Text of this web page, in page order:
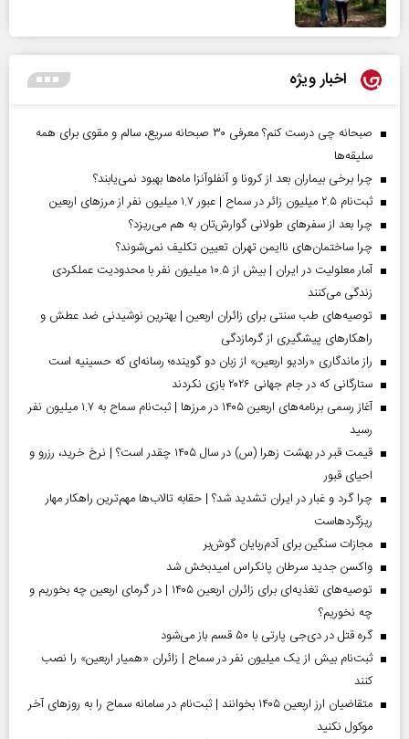
اخبار ویژه
صبحانه چی درست کنم؟ معرفی ۳۰ صبحانه سریع، سالم و مقوی برای همه
سلیقه‌ها
چرا برخی بیماران بعد از کرونا و آنفلوآنزا ماه‌ها بهبود نمی‌یابند؟
ثبت‌نام ۲.۵ میلیون زائر در سماح | عبور ۱.۷ میلیون نفر از مرز‌های اربعین
چرا بعد از سفرهای طولانی گوارش‌تان به هم می‌ریزد؟
چرا ساختمان‌های ناایمن تهران تعیین تکلیف نمی‌شوند؟
آمار معلولیت در ایران | بیش از ۱۰.۵ میلیون نفر با محدودیت عملکردی
زندگی می‌کنند
توصیه‌های طب سنتی برای زائران اربعین | بهترین نوشیدنی ضد عطش و
راهکارهای پیشگیری از گرمازدگی
راز ماندگاری «رادیو اربعین» از زبان دو گوینده؛ رسانه‌ای که حسینیه است
ستارگانی که در جام جهانی ۲۰۲۶ بازی نکردند
آغاز رسمی برنامه‌های اربعین ۱۴۰۵ در مرز‌ها | ثبت‌نام سماح به ۱.۷ میلیون نفر
رسید
قیمت قبر در بهشت زهرا (س) در سال ۱۴۰۵ چقدر است؟ | نرخ خرید، رزرو و
احیای قبور
چرا گرد و غبار در ایران تشدید شد؟ | حقابه تالاب‌ها مهم‌ترین راهکار مهار
ریزگردهاست
مجازات سنگین برای آدم‌ربایان گوش‌بر
واکسن جدید سرطان پانکراس امیدبخش شد
توصیه‌های تغذیه‌ای برای زائران اربعین ۱۴۰۵ | در گرمای اربعین چه بخوریم و
چه نخوریم؟
گره قتل در دی‌جی پارتی با ۵۰ قسم باز می‌شود
ثبت‌نام بیش از یک میلیون نفر در سماح | زائران «همیار اربعین» را نصب
کنند
متقاضیان ارز اربعین ۱۴۰۵ بخوانند | ثبت‌نام در سامانه سماح را به روز‌های آخر
موکول نکنید